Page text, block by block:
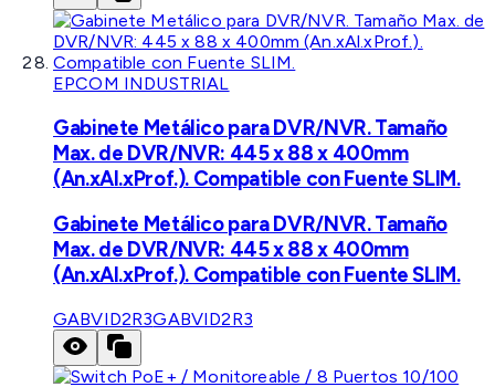
EPCOM INDUSTRIAL
Gabinete Metálico para DVR/NVR. Tamaño
Max. de DVR/NVR: 445 x 88 x 400mm
(An.xAl.xProf.). Compatible con Fuente SLIM.
Gabinete Metálico para DVR/NVR. Tamaño
Max. de DVR/NVR: 445 x 88 x 400mm
(An.xAl.xProf.). Compatible con Fuente SLIM.
GABVID2R3GABVID2R3